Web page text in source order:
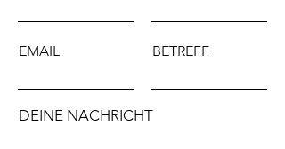
EMAIL BETREFF
DEINE NACHRICHT